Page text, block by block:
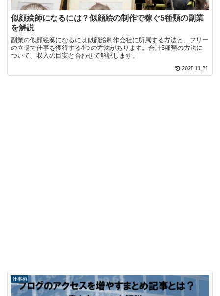
似顔絵師になるには？似顔絵の制作で稼ぐ5種類の副業
を解説
副業の似顔絵師になるには似顔絵制作会社に所属する方法と、フリー
の立場で仕事を獲得する4つの方法があります。合計5種類の方法に
ついて、収入の目安と合わせて解説します。
2025.11.21
仕事術